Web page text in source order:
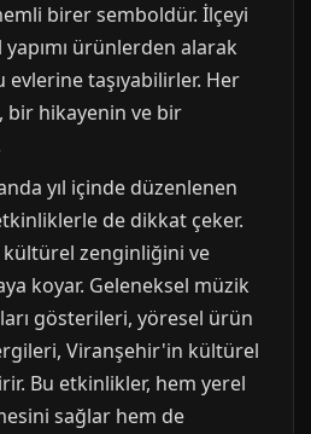
birer semboldür. İlçeyi
ürünlerden alarak
taşıyabilirler. Her
hikayenin ve bir
yıl içinde düzenlenen
de dikkat çeker.
kültürel zenginliğini ve
koyar. Geleneksel müzik
gösterileri, yöresel ürün
Viranşehir'in kültürel
Bu etkinlikler, hem yerel
sağlar hem de